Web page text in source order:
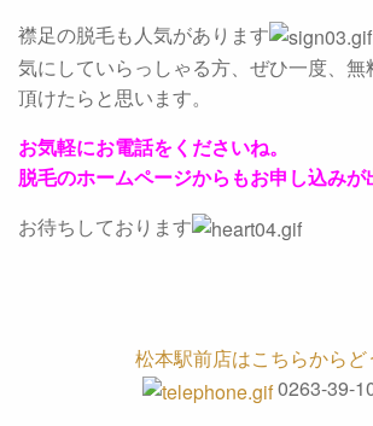
襟足の脱毛も人気があります
気にしていらっしゃる方、ぜひ一度、無
頂けたらと思います。
お気軽にお電話をくださいね。
脱毛のホームページからもお申し込みが
お待ちしております
松本駅前店はこちらからど
0263-39-